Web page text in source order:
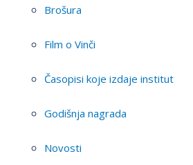
Brošura
Film o Vinči
Časopisi koje izdaje institut
Godišnja nagrada
Novosti